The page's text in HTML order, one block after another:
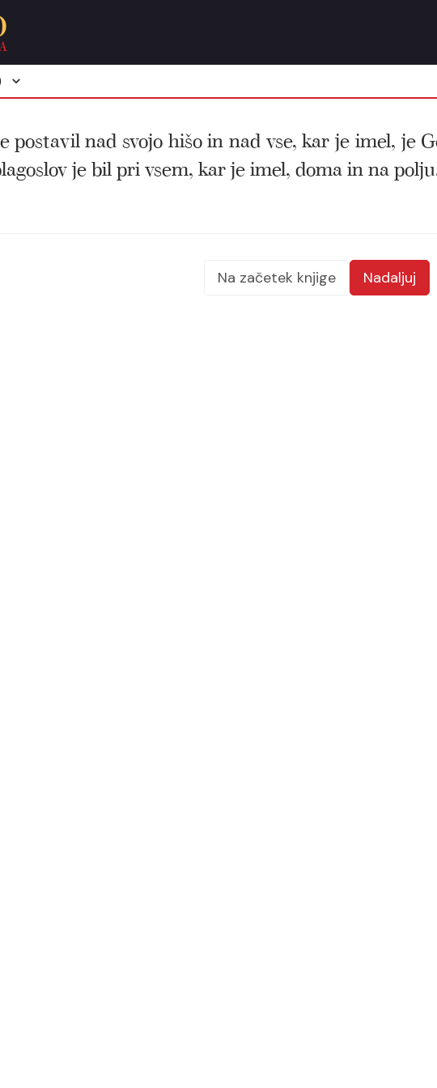
postavil nad svojo hišo in nad vse, kar je imel, je
je bil pri vsem, kar je imel, doma in na
Na začetek knjige Nadaljuj